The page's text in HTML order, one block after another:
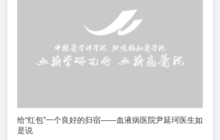
给“红包”一个良好的归宿——血液病医院尹延珂医生如
是说